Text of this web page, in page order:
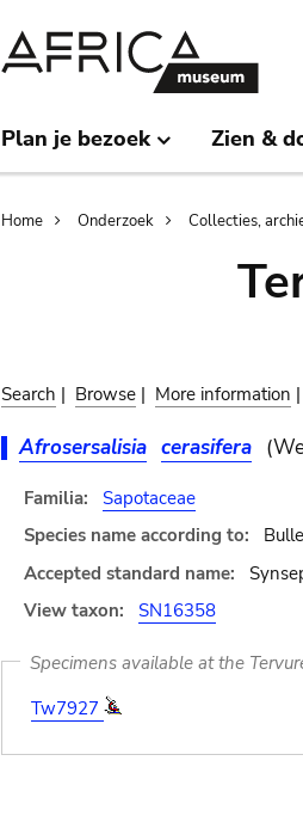
Plan je bezoek Zien &
Breadcrumb
Home Onderzoek Collecties,
Search | Browse | More information |
Afrosersalisia cerasifera
Familia:
Sapotaceae
Species name according to:
Accepted standard name:
View taxon:
SN16358
Specimens available at the
Tw7927